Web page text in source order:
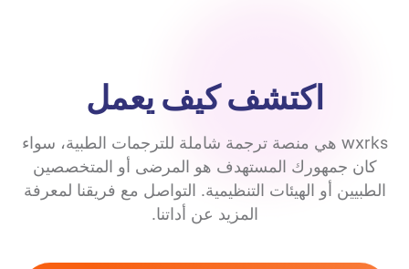
اكتشف كيف يعمل
wxrks هي منصة ترجمة شاملة للترجمات الطبية، سواء
كان جمهورك المستهدف هو المرضى أو المتخصصين
الطبيين أو الهيئات التنظيمية. التواصل مع فريقنا لمعرفة
المزيد عن أداتنا.